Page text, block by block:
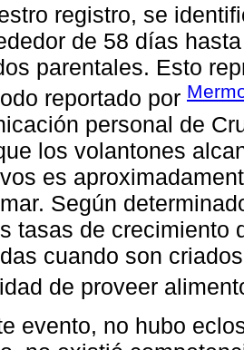
registro, se
de 58 días
parentales. Esto
reportado por
personal de
los volantones
es
Según
tasas de crecimiento
cuando son
de proveer
evento, no hubo